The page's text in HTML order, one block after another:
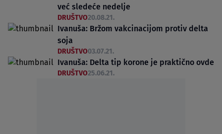
već sledeće nedelje
DRUŠTVO20.08.21.
Ivanuša: Bržom vakcinacijom protiv delta
soja
DRUŠTVO03.07.21.
Ivanuša: Delta tip korone je praktično ovde
DRUŠTVO25.06.21.